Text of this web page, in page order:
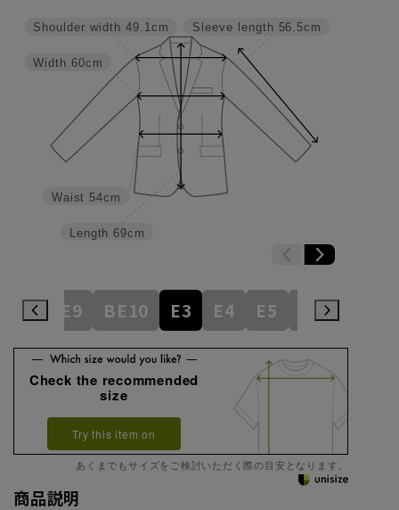
Sleeve length 56.5cm
Length 69cm
Waist 54cm
Width 60cm
Shoulder width 49.1cm
BE9 BE10 E3 E4 E5 E6
Check the recommended
size
Try this item on
あくまでもサイズをご検討いただく際の目安となります。
商品説明